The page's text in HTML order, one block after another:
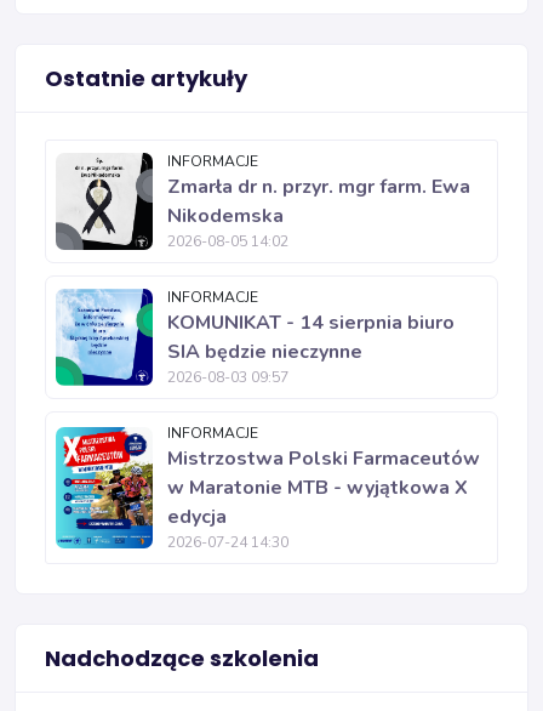
Ostatnie artykuły
INFORMACJE
Zmarła dr n. przyr. mgr farm. Ewa
Nikodemska
2026-08-05 14:02
INFORMACJE
KOMUNIKAT - 14 sierpnia biuro
SIA będzie nieczynne
2026-08-03 09:57
INFORMACJE
Mistrzostwa Polski Farmaceutów
w Maratonie MTB - wyjątkowa X
edycja
2026-07-24 14:30
Nadchodzące szkolenia